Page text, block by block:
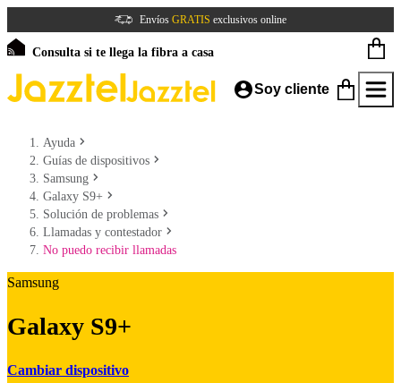
Envíos GRATIS exclusivos online
Consulta si te llega la fibra a casa
Soy cliente
Ayuda
Guías de dispositivos
Samsung
Galaxy S9+
Solución de problemas
Llamadas y contestador
No puedo recibir llamadas
Samsung
Galaxy S9+
Cambiar dispositivo